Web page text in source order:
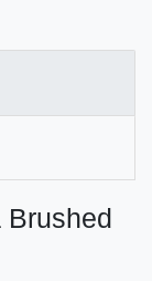
Brushed